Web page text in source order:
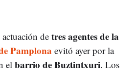
de tres agentes de la
Pamplona evitó ayer por la
el barrio de Buztintxuri. Los